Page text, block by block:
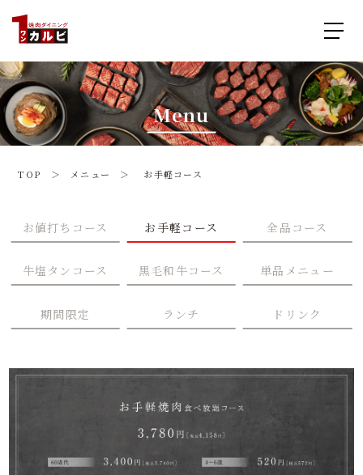
Menu
TOP ＞ メニュー ＞ お手軽コース
お値打ちコース お手軽コース 全品コース
牛塩タンコース 黒毛和牛コース 単品メニュー
期間限定 ランチ ドリンク